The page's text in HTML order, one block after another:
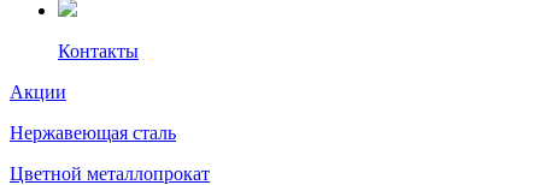
Контакты
Акции
Нержавеющая сталь
Цветной металлопрокат